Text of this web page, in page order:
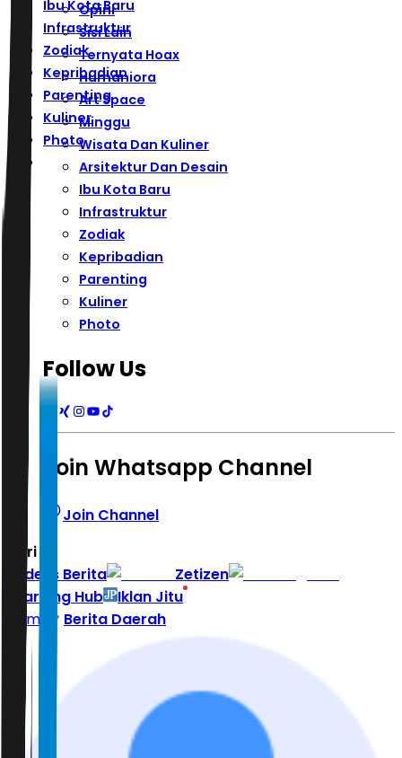
Ibu Kota Baru
Infrastruktur
Zodiak
Kepribadian
Parenting
Kuliner
Photo
Opini
Sisi Lain
Ternyata Hoax
Humaniora
Art Space
Minggu
Wisata Dan Kuliner
Arsitektur Dan Desain
Ibu Kota Baru
Infrastruktur
Zodiak
Kepribadian
Parenting
Kuliner
Photo
Follow Us
Join Whatsapp Channel
Join Channel
Hari ini
Indeks Berita
Zetizen
Learning Hub
Iklan Jitu
Home
Berita Daerah